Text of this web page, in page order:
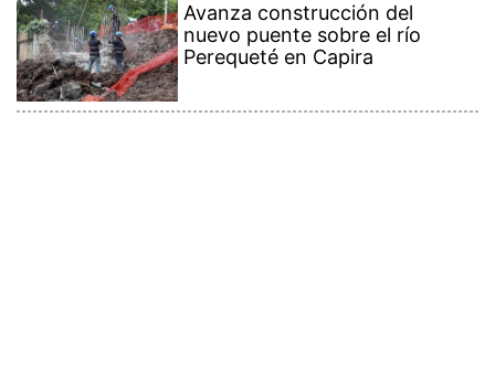
Avanza construcción del
nuevo puente sobre el río
Perequeté en Capira